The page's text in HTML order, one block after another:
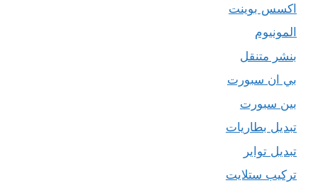
اكسس بوينت
المونيوم
بنشر متنقل
بي ان سبورت
بين سبورت
تبديل بطاريات
تبديل تواير
تركيب ستلايت